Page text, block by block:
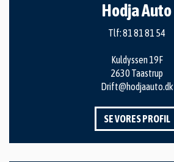
Hodja Auto
Tlf:81 81 81 54
Kuldyssen 19F
2630 Taastrup
Drift@hodjaauto.dk
SE VORES PROFIL